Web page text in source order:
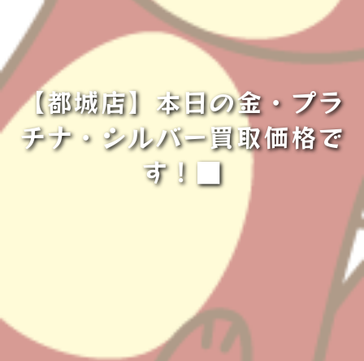
【都城店】本日の金・プラ
チナ・シルバー買取価格で
す！■